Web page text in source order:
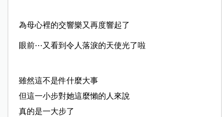
為母心裡的交響樂又再度響起了
眼前⋯又看到令人落淚的天使光了啦
雖然這不是件什麼大事
但這一小步對她這麼懶的人來說
真的是一大步了